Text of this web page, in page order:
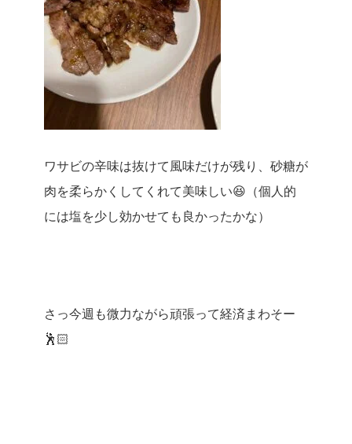
ワサビの辛味は抜けて風味だけが残り、砂糖が
肉を柔らかくしてくれて美味しい😆（個人的
には塩を少し効かせても良かったかな）
さっ今週も微力ながら頑張って経済まわそー
🕺🏻